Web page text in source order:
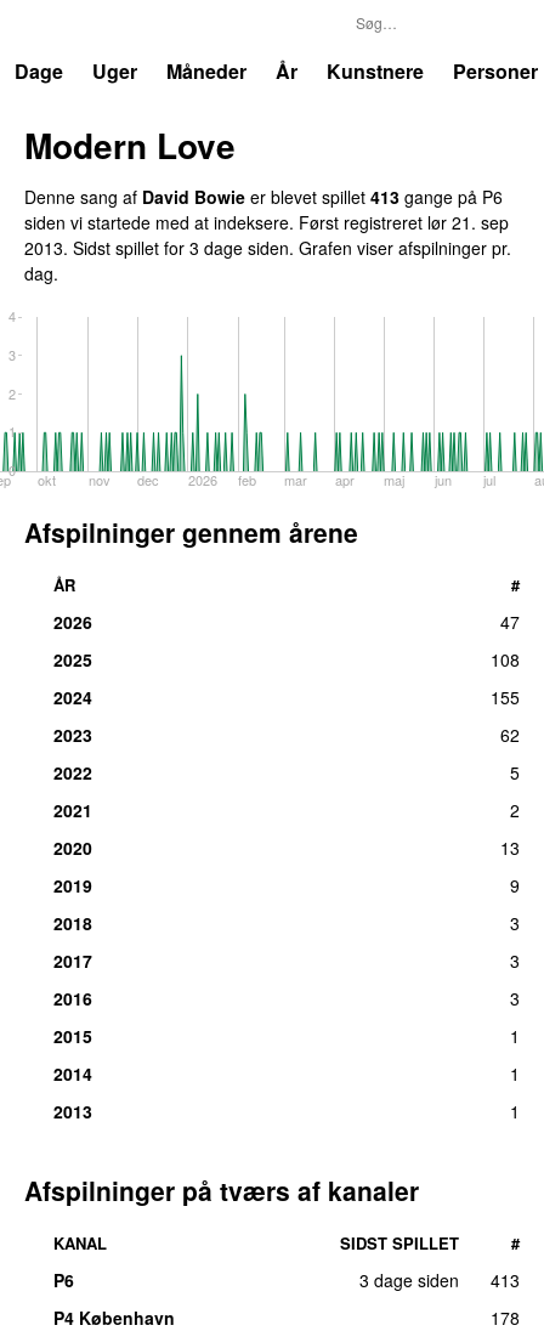
Dage
Uger Måneder År Kunstnere Personer
Modern Love
Denne sang af David Bowie er blevet spillet 413 gange på P6
siden vi startede med at indeksere. Først registreret lør 21. sep
2013. Sidst spillet for 3 dage siden. Grafen viser afspilninger pr.
dag.
okt nov dec 2026 feb mar apr maj jun jul
0
1
2
3
4
Afspilninger gennem årene
ÅR #
2026
47
2025
108
2024
155
2023
62
2022
5
2021
2
2020
13
2019
9
2018
3
2017
3
2016
3
2015
1
2014
1
2013
1
Afspilninger på tværs af kanaler
KANAL SIDST SPILLET #
P6 3 dage siden
413
P4 København
178